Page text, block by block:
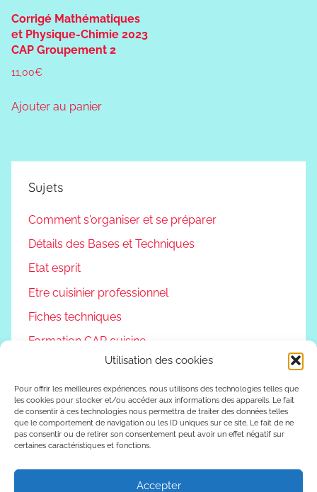
Utilisation des cookies
Pour offrir les meilleures expériences, nous utilisons des technologies telles que
les cookies pour stocker et/ou accéder aux informations des appareils. Le fait
de consentir à ces technologies nous permettra de traiter des données telles
que le comportement de navigation ou les ID uniques sur ce site. Le fait de ne
pas consentir ou de retirer son consentement peut avoir un effet négatif sur
certaines caractéristiques et fonctions.
Accepter
Corrigé Mathématiques
et Physique-Chimie 2023
CAP Groupement 2
11,00€
Ajouter au panier
Sujets
Comment s'organiser et se préparer
Détails des Bases et Techniques
Etat esprit
Etre cuisinier professionnel
Fiches techniques
Formation CAP cuisine
Podcast
Reconversion professionnelle
Vivre autrement